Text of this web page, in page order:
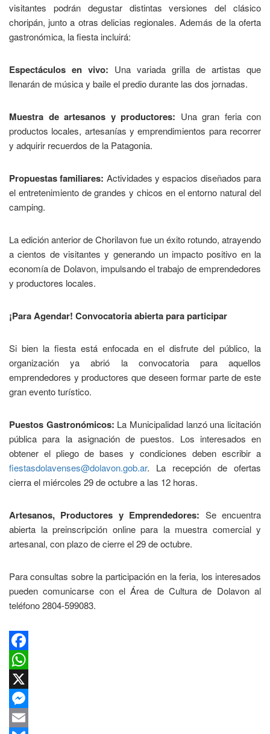
visitantes podrán degustar distintas versiones del clásico
choripán, junto a otras delicias regionales. Además de la oferta
gastronómica, la fiesta incluirá:
Espectáculos en vivo: Una variada grilla de artistas que
llenarán de música y baile el predio durante las dos jornadas.
Muestra de artesanos y productores: Una gran feria con
productos locales, artesanías y emprendimientos para recorrer
y adquirir recuerdos de la Patagonia.
Propuestas familiares: Actividades y espacios diseñados para
el entretenimiento de grandes y chicos en el entorno natural del
camping.
La edición anterior de Chorilavon fue un éxito rotundo, atrayendo
a cientos de visitantes y generando un impacto positivo en la
economía de Dolavon, impulsando el trabajo de emprendedores
y productores locales.
¡Para Agendar! Convocatoria abierta para participar
Si bien la fiesta está enfocada en el disfrute del público, la
organización ya abrió la convocatoria para aquellos
emprendedores y productores que deseen formar parte de este
gran evento turístico.
Puestos Gastronómicos: La Municipalidad lanzó una licitación
pública para la asignación de puestos. Los interesados en
obtener el pliego de bases y condiciones deben escribir a
fiestasdolavenses@dolavon.gob.ar. La recepción de ofertas
cierra el miércoles 29 de octubre a las 12 horas.
Artesanos, Productores y Emprendedores: Se encuentra
abierta la preinscripción online para la muestra comercial y
artesanal, con plazo de cierre el 29 de octubre.
Para consultas sobre la participación en la feria, los interesados
pueden comunicarse con el Área de Cultura de Dolavon al
teléfono 2804-599083.
Facebook
WhatsApp
X
Messenger